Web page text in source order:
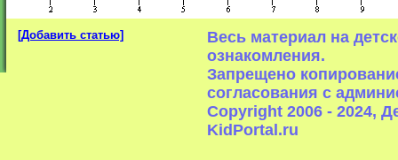
[Добавить статью]
Весь материал на
ознакомления.
Запрещено
согласования с
Copyright 2006 - 2024,
KidPortal.ru